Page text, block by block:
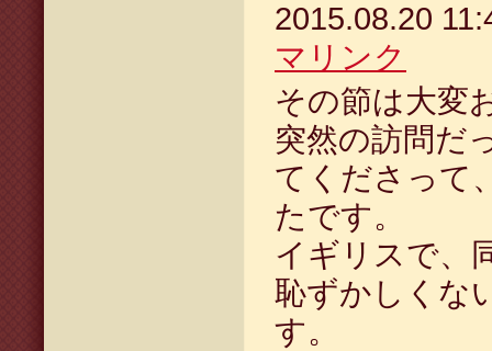
2015.08.20
マリンク
その節は大変
突然の訪問だ
てくださって
たです。
イギリスで、
恥ずかしくな
す。